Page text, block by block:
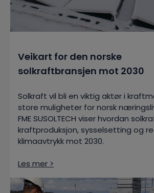
Veikart for den norske
solkraftbransjen mot 2030
Solkraft vil bli en viktig aktør i
store muligheter for norsk
FME SUSOLTECH viser hvordan
kraftproduksjon, sysselsetting og
klimaavtrykk mot 2030.
Les mer >